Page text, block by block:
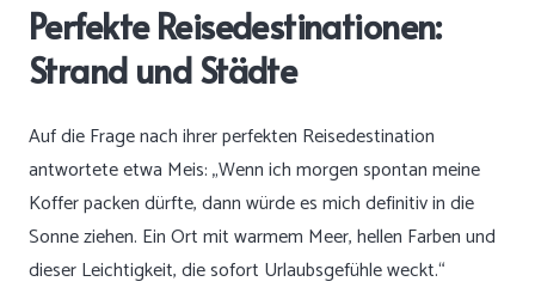
Perfekte Reisedestinationen:
Strand und Städte
Auf die Frage nach ihrer perfekten Reisedestination
antwortete etwa Meis: „Wenn ich morgen spontan meine
Koffer packen dürfte, dann würde es mich definitiv in die
Sonne ziehen. Ein Ort mit warmem Meer, hellen Farben und
dieser Leichtigkeit, die sofort Urlaubsgefühle weckt.“